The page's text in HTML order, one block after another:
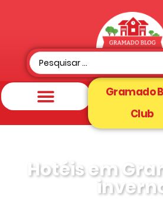
Gramado
Club
Hotéis em